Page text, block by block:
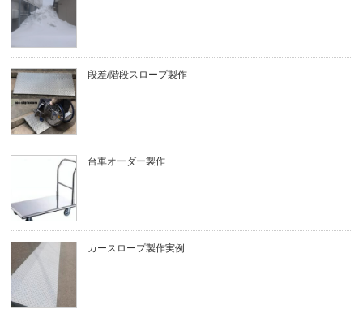
段差/階段スロープ製作
台車オーダー製作
カースロープ製作実例